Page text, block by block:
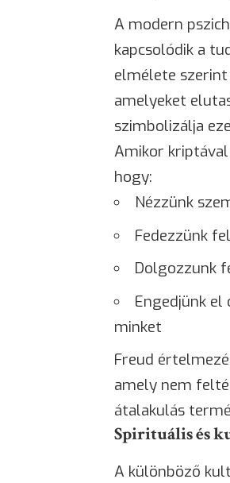
A modern
kapcsolódik a
elmélete
amelyeket
szimbolizálja
Amikor
hogy:
Nézzünk
Fedezzünk
Dolgozzunk
Engedjünk
minket
Freud
amely nem
átalakulás
Spirituális és
A különböző